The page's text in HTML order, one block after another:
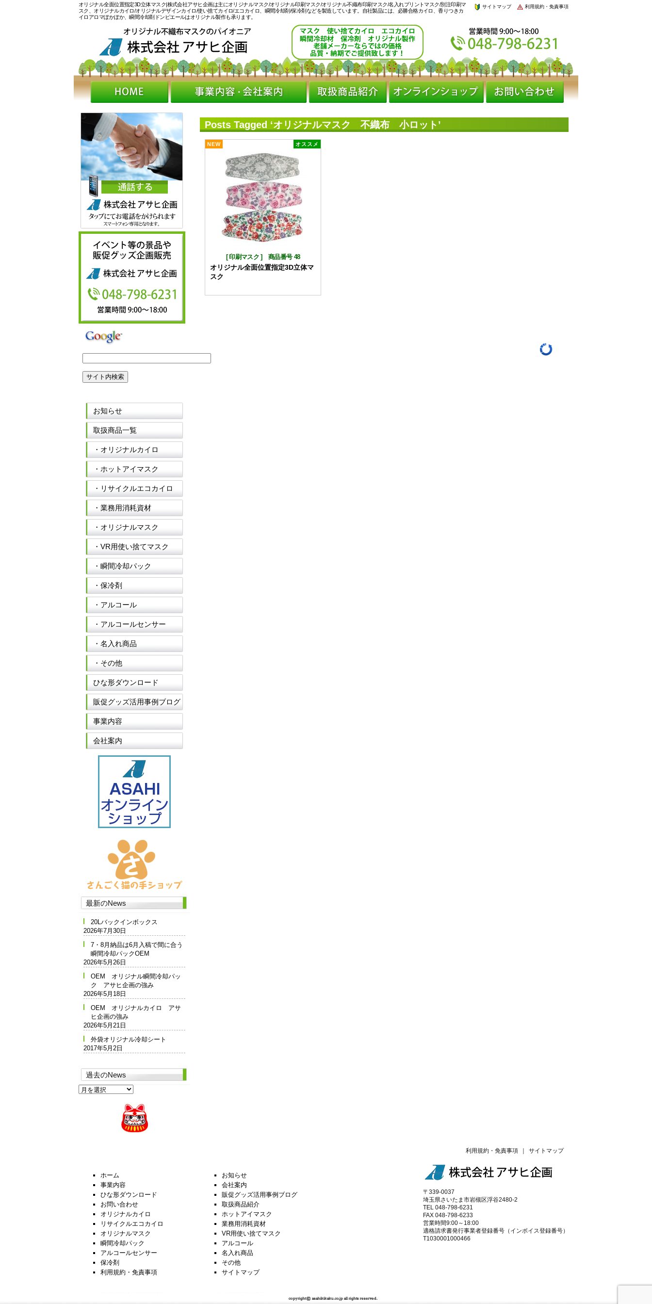
オリジナル全面位置指定3D立体マスク|株式会社アサヒ企画は主にオリジナルマスク/オリジナル印刷マスク/オリジナル不織布印刷マスク/名入れプリントマスク/別注印刷マ
スク、オリジナルカイロ/オリジナルデザインカイロ/使い捨てカイロ/エコカイロ、瞬間冷却剤/保冷剤などを製造しています。自社製品には、必勝合格カイロ、香りつきカ
イロアロマぽかぽか、瞬間冷却剤ドンピエールはオリジナル製作も承ります。
利用規約・免責事項
サイトマップ
Posts Tagged ‘オリジナルマスク 不織布 小ロット’
NEW オススメ
[印刷マスク]商品番号 48
オリジナル全面位置指定3D立体マ
スク
お知らせ
取扱商品一覧
・オリジナルカイロ
・ホットアイマスク
・リサイクルエコカイロ
・業務用消耗資材
・オリジナルマスク
・VR用使い捨てマスク
・瞬間冷却パック
・保冷剤
・アルコール
・アルコールセンサー
・名入れ商品
・その他
ひな形ダウンロード
販促グッズ活用事例ブログ
事業内容
会社案内
最新のNews
20Lバックインボックス
2026年7月30日
7・8月納品は6月入稿で間に合う
瞬間冷却パックOEM
2026年5月26日
OEM オリジナル瞬間冷却パッ
ク アサヒ企画の強み
2026年5月18日
OEM オリジナルカイロ アサ
ヒ企画の強み
2026年5月21日
外袋オリジナル冷却シート
2017年5月2日
過去のNews
過
ホーム
お知らせ
事業内容
会社案内
ひな形ダウンロード
販促グッズ活用事例ブログ
お問い合わせ
取扱商品紹介
オリジナルカイロ
ホットアイマスク
リサイクルエコカイロ
業務用消耗資材
オリジナルマスク
VR用使い捨てマスク
瞬間冷却パック
アルコール
アルコールセンサー
名入れ商品
保冷剤
その他
利用規約・免責事項
サイトマップ
サイトマップ
利用規約・免責事項
〒339-0037
埼玉県さいたま市岩槻区浮谷2480-2
TEL 048-798-6231
FAX 048-798-6233
営業時間9:00～18:00
適格請求書発行事業者登録番号（インボイス登録番号）
T1030001000466